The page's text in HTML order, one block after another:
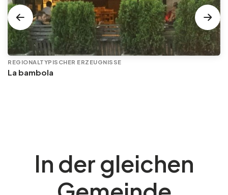
REGIONALTYPISCHER ERZEUGNISSE
La bambola
In der gleichen